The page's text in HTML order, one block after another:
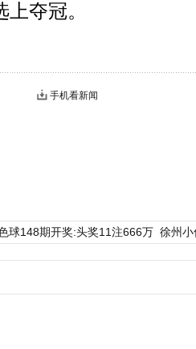
夺冠。
手机看新闻
球148期开奖:头奖11注666万 徐州